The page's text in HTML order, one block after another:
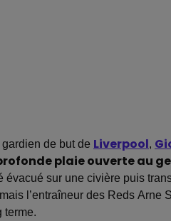
de but de Liverpool,
plaie ouverte au
sur une civière puis
l’entraîneur des Reds Arne
terme.